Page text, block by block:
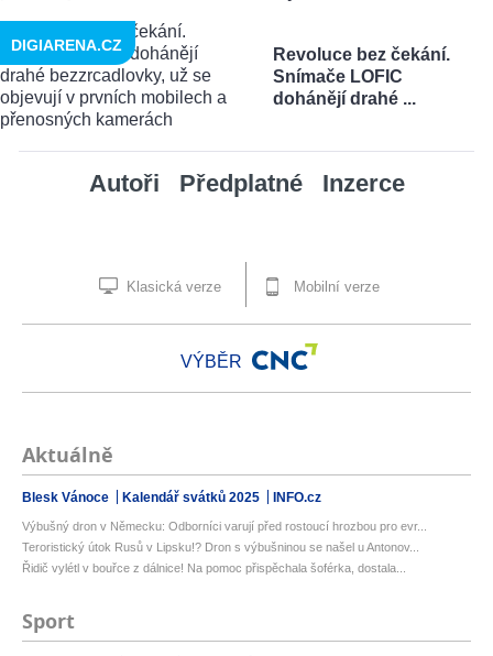
Revoluce bez čekání.
Snímače LOFIC
dohánějí drahé ...
DIGIARENA.CZ
Autoři Předplatné Inzerce
Klasická verze Mobilní verze
VÝBĚR
Aktuálně
Blesk Vánoce Kalendář svátků 2025 INFO.cz
Výbušný dron v Německu: Odborníci varují před rostoucí hrozbou pro evr...
Teroristický útok Rusů v Lipsku!? Dron s výbušninou se našel u Antonov...
Řidič vylétl v bouřce z dálnice! Na pomoc přispěchala šoférka, dostala...
Sport